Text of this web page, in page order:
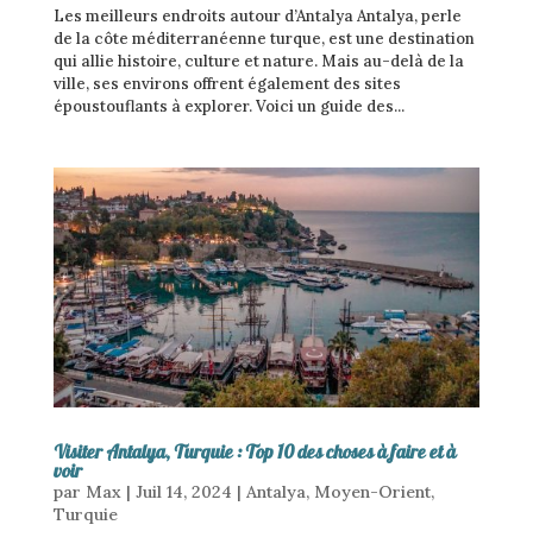
Les meilleurs endroits autour d’Antalya Antalya, perle
de la côte méditerranéenne turque, est une destination
qui allie histoire, culture et nature. Mais au-delà de la
ville, ses environs offrent également des sites
époustouflants à explorer. Voici un guide des...
Visiter Antalya, Turquie : Top 10 des choses à faire et à
voir
par Max | Juil 14, 2024 | Antalya, Moyen-Orient,
Turquie